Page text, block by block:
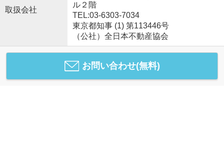
取扱会社
ル２階
TEL:03-6303-7034
東京都知事 (1) 第113446号
（公社）全日本不動産協会
お問い合わせ(無料)